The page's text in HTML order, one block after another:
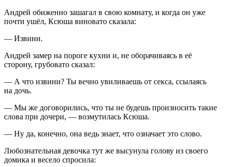
Андрей обиженно зашагал в свою комнату, и когда он уже
почти ушёл, Ксюша виновато сказала:
— Извини.
Андрей замер на пороге кухни и, не оборачиваясь в её
сторону, грубовато сказал:
— А что извини? Ты вечно увиливаешь от секса, ссылаясь
на дочь.
— Мы же договорились, что ты не будешь произносить такие
слова при дочери, — возмутилась Ксюша.
— Ну да, конечно, она ведь знает, что означает это слово.
Любознательная девочка тут же высунула голову из своего
домика и весело спросила: